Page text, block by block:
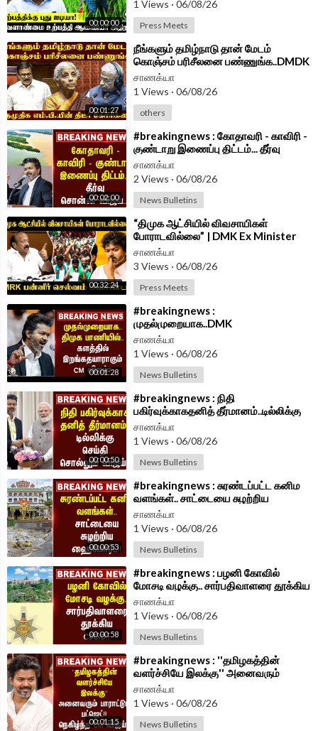
Android App -https://play.google.com/store/....apps/details?id=
com.
00:00:00
1 Views · 06/08/26
Press Meets
00:01:27
⁣நீங்களும் தமிழ்நாடு தான் மேடம்
கொஞ்சம் பரிசீலனை பண்ணுங்க..DMDK
MPயின் திடீர் கோரிக்கை
சாணக்யா
1 Views · 06/08/26
others
00:02:00
⁣#breakingnews : கோதாவரி - காவிரி -
குண்டாறு இணைப்பு திட்டம்... தீர்வு
சொன்ன Vijay...| TVK Government
சாணக்யா
2 Views · 06/08/26
News Bulletins
00:32:24
⁣“திமுக ஆட்சியில் விவசாயிகள்
போராடவில்லை” | DMK Ex Minister
MRK Panneer Selvam | Press Meet
|TVK Govt
சாணக்யா
3 Views · 06/08/26
Press Meets
00:01:28
⁣#breakingnews :
முதல்முறையாக..DMK
பாணியில்..களத்தில் இறங்க தயாராகும்
CM Vijay? | TVK Govt
சாணக்யா
1 Views · 06/08/26
News Bulletins
00:00:50
⁣#breakingnews : நிதி
பகிர்வுக்காகதனித் தீர்மானம்..டில்லிக்கு
செய்தி சொல்லும் Vijay | TVK
Government
சாணக்யா
1 Views · 06/08/26
News Bulletins
00:00:53
⁣#breakingnews : சுரண்டப்பட்ட கனிம
வளங்கள்.. சாட்டையை சுழற்றிய
Highcourt!! | Madurai
சாணக்யா
1 Views · 06/08/26
News Bulletins
00:00:58
⁣#breakingnews : பழனி கோவில்
மோசடி வழக்கு.. சார்பதிவாளரை தூக்கிய
CBCID.. | TVK Government
சாணக்யா
1 Views · 06/08/26
News Bulletins
00:01:15
⁣#breakingnews : ''தமிழகத்தின்
வளர்ச்சியே இலக்கு'' அனைவரும்
பாராட்டும் Budget!! நெகிழ்ந்த CM
Vijay!!
சாணக்யா
1 Views · 06/08/26
News Bulletins